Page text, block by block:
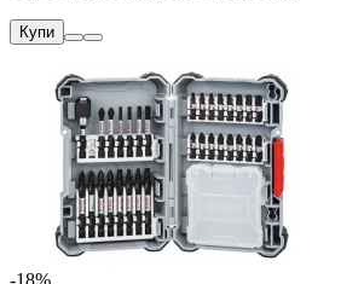
Купи
-18%